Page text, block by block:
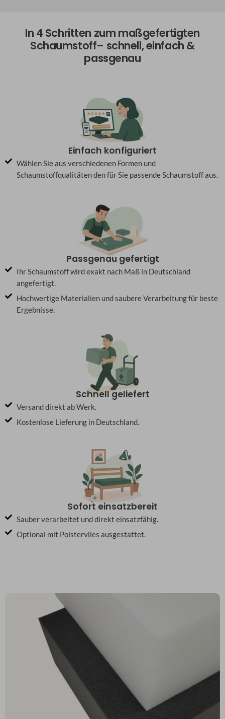
In 4 Schritten zum maßgefertigten
Schaumstoff– schnell, einfach &
passgenau
Einfach konfiguriert
Wählen Sie aus verschiedenen Formen und
Schaumstoffqualitäten den für Sie passende Schaumstoff aus.
Passgenau gefertigt
Ihr Schaumstoff wird exakt nach Maß in Deutschland
angefertigt.
Hochwertige Materialien und saubere Verarbeitung für beste
Ergebnisse.
Schnell geliefert
Versand direkt ab Werk.
Kostenlose Lieferung in Deutschland.
Sofort einsatzbereit
Sauber verarbeitet und direkt einsatzfähig.
Optional mit Polstervlies ausgestattet.